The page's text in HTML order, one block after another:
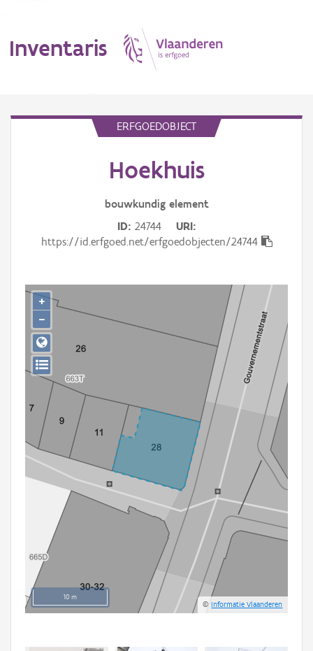
Inventaris
Gebeurtenis
Persoon of collectief
Downloads
Hergebruik
Aanmelden
ERFGOEDOBJECT
Hoekhuis
bouwkundig element
ID 24744
URI
https://id.erfgoed.net/erfgoedobjecten/24744
10 m
©Informatie Vlaanderen
+
−